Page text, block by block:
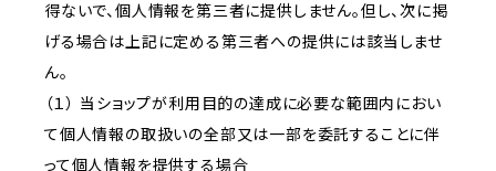
得ないで、個人情報を第三者に提供しません。但し、次に掲
げる場合は上記に定める第三者への提供には該当しませ
ん。
（１） 当ショップが利用目的の達成に必要な範囲内におい
て個人情報の取扱いの全部又は一部を委託することに伴
って個人情報を提供する場合